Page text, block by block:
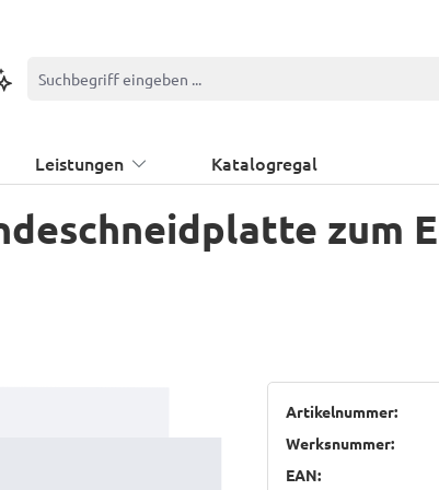
Suche
Leistungen Katalogregal
zum
Artikelnummer:
Werksnummer:
EAN: